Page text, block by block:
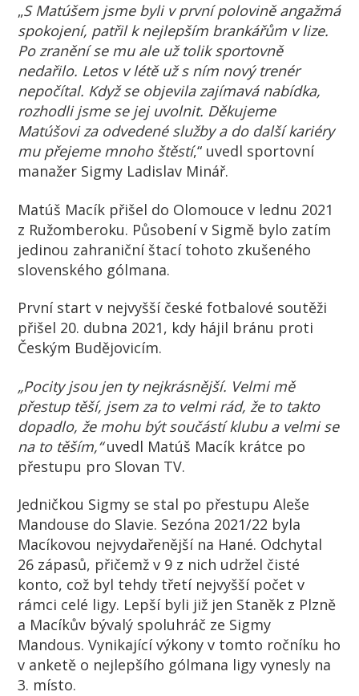
„S Matúšem jsme byli v první polovině angažmá
spokojení, patřil k nejlepším brankářům v lize.
Po zranění se mu ale už tolik sportovně
nedařilo. Letos v létě už s ním nový trenér
nepočítal. Když se objevila zajímavá nabídka,
rozhodli jsme se jej uvolnit. Děkujeme
Matúšovi za odvedené služby a do další kariéry
mu přejeme mnoho štěstí,“ uvedl sportovní
manažer Sigmy Ladislav Minář.
Matúš Macík přišel do Olomouce v lednu 2021
z Ružomberoku. Působení v Sigmě bylo zatím
jedinou zahraniční štací tohoto zkušeného
slovenského gólmana.
První start v nejvyšší české fotbalové soutěži
přišel 20. dubna 2021, kdy hájil bránu proti
Českým Budějovicím.
„Pocity jsou jen ty nejkrásnější. Velmi mě
přestup těší, jsem za to velmi rád, že to takto
dopadlo, že mohu být součástí klubu a velmi se
na to těším,“uvedl Matúš Macík krátce po
přestupu pro Slovan TV.
Jedničkou Sigmy se stal po přestupu Aleše
Mandouse do Slavie. Sezóna 2021/22 byla
Macíkovou nejvydařenější na Hané. Odchytal
26 zápasů, přičemž v 9 z nich udržel čisté
konto, což byl tehdy třetí nejvyšší počet v
rámci celé ligy. Lepší byli již jen Staněk z Plzně
a Macíkův bývalý spoluhráč ze Sigmy
Mandous. Vynikající výkony v tomto ročníku ho
v anketě o nejlepšího gólmana ligy vynesly na
3. místo.